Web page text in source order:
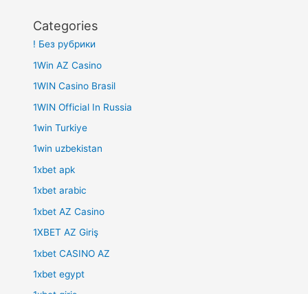
Categories
! Без рубрики
1Win AZ Casino
1WIN Casino Brasil
1WIN Official In Russia
1win Turkiye
1win uzbekistan
1xbet apk
1xbet arabic
1xbet AZ Casino
1XBET AZ Giriş
1xbet CASINO AZ
1xbet egypt